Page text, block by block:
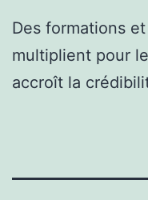
Des formations
multiplient pour
accroît la